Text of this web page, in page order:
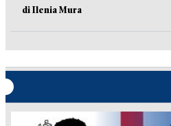
di Ilenia Mura